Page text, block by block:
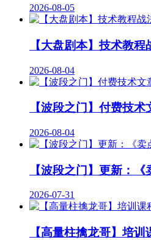
2026-08-05
【大盘剧本】技术教
2026-08-04
【波段之门】付费技
2026-08-04
【波段之门】更新：《
2026-07-31
【高量柱擒龙哥】培训